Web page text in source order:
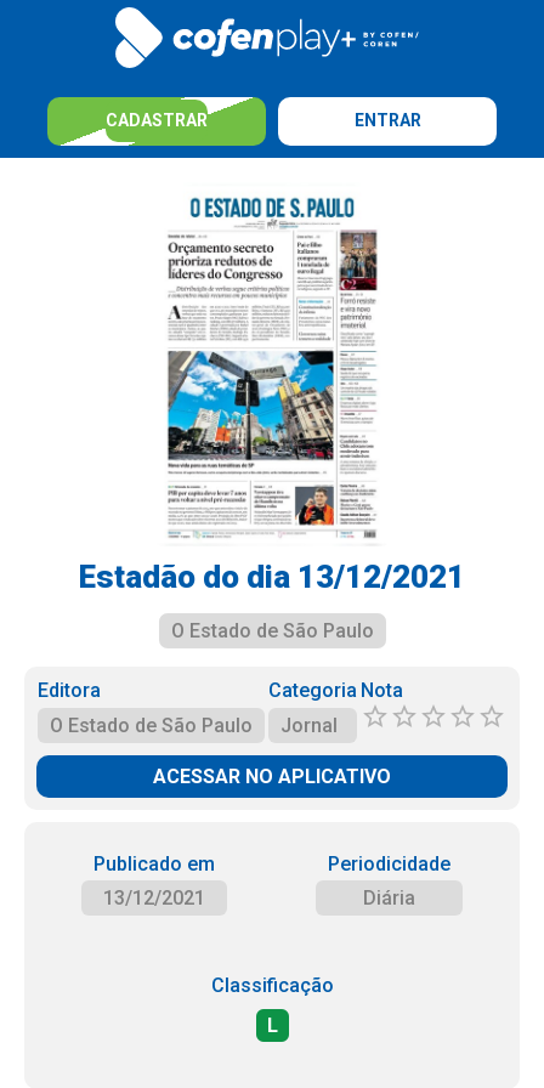
CADASTRAR ENTRAR
Estadão do dia 13/12/2021
O Estado de São Paulo
Editora
O Estado de São Paulo
Categoria
Jornal
Nota
ACESSAR NO APLICATIVO
Publicado em
13/12/2021
Periodicidade
Diária
Classificação
L